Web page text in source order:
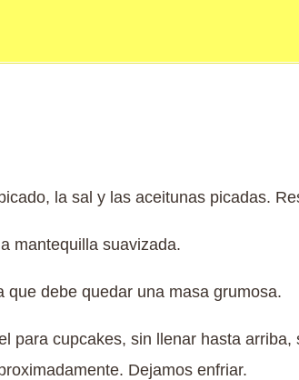
la sal y las aceitunas picadas.
mantequilla suavizada.
debe quedar una masa grumosa.
para cupcakes, sin llenar hasta
Dejamos enfriar.